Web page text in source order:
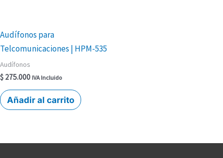
Audífonos para
Telcomunicaciones | HPM-535
Audífonos
$ 275.000 IVA Incluido
Añadir al carrito